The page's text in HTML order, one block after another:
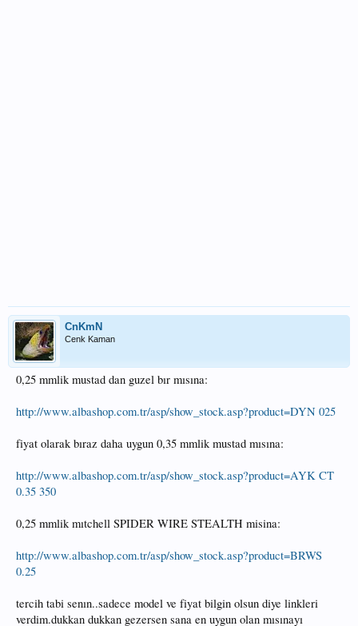
CnKmN
Cenk Kaman
0,25 mmlik mustad dan guzel bır mısına:
http://www.albashop.com.tr/asp/show_stock.asp?product=DYN 025
fiyat olarak bıraz daha uygun 0,35 mmlik mustad mısına:
http://www.albashop.com.tr/asp/show_stock.asp?product=AYK CT
0.35 350
0,25 mmlik mıtchell SPIDER WIRE STEALTH misina:
http://www.albashop.com.tr/asp/show_stock.asp?product=BRWS
0.25
tercih tabi senın..sadece model ve fiyat bilgin olsun diye linkleri
verdim.dukkan dukkan gezersen sana en uygun olan mısınayı